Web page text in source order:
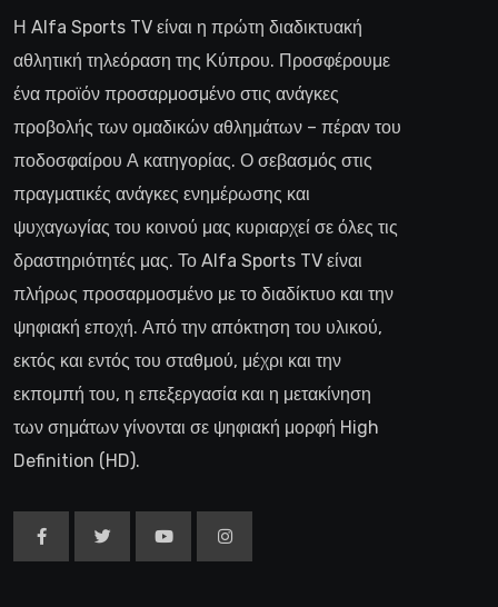
Η Alfa Sports TV είναι η πρώτη διαδικτυακή
αθλητική τηλεόραση της Κύπρου. Προσφέρουμε
ένα προϊόν προσαρμοσμένο στις ανάγκες
προβολής των ομαδικών αθλημάτων – πέραν του
ποδοσφαίρου Α κατηγορίας. Ο σεβασμός στις
πραγματικές ανάγκες ενημέρωσης και
ψυχαγωγίας του κοινού μας κυριαρχεί σε όλες τις
δραστηριότητές μας. Το Alfa Sports TV είναι
πλήρως προσαρμοσμένο με το διαδίκτυο και την
ψηφιακή εποχή. Από την απόκτηση του υλικού,
εκτός και εντός του σταθμού, μέχρι και την
εκπομπή του, η επεξεργασία και η μετακίνηση
των σημάτων γίνονται σε ψηφιακή μορφή High
Definition (HD).